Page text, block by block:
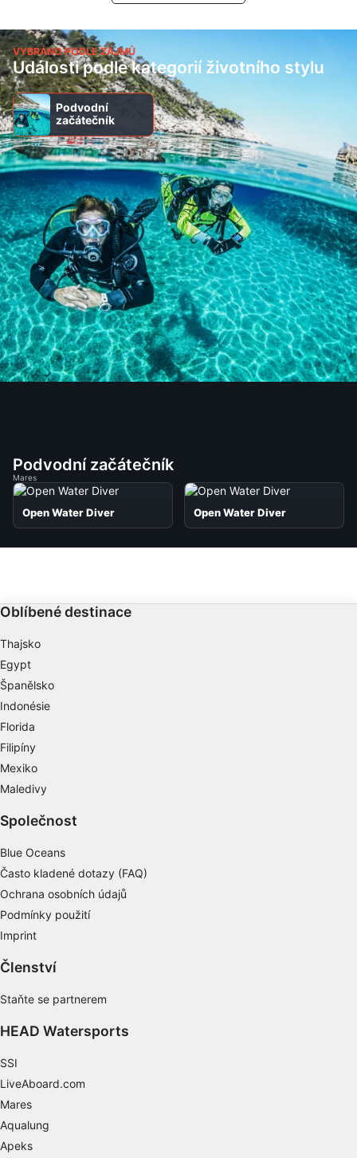
VYBRÁNO PODLE ZÁJMŮ
Události podle kategorií životního stylu
Podvodní
začátečník
Podvodní začátečník
Mares
Open Water Diver Open Water Diver
Oblíbené destinace
Thajsko
Egypt
Španělsko
Indonésie
Florida
Filipíny
Mexiko
Maledivy
Společnost
Blue Oceans
Často kladené dotazy (FAQ)
Ochrana osobních údajů
Podmínky použití
Imprint
Členství
Staňte se partnerem
HEAD Watersports
SSI
LiveAboard.com
Mares
Aqualung
Apeks